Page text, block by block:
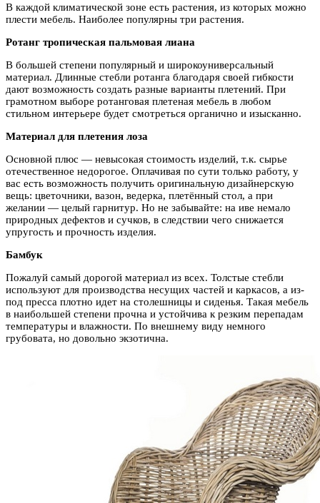
В каждой климатической зоне есть растения, из которых можно
плести мебель. Наиболее популярны три растения.
Ротанг тропическая пальмовая лиана
В большей степени популярный и широкоуниверсальный
материал. Длинные стебли ротанга благодаря своей гибкости
дают возможность создать разные варианты плетений. При
грамотном выборе ротанговая плетеная мебель в любом
стильном интерьере будет смотреться органично и изысканно.
Материал для плетения лоза
Основной плюс — невысокая стоимость изделий, т.к. сырье
отечественное недорогое. Оплачивая по сути только работу, у
вас есть возможность получить оригинальную дизайнерскую
вещь: цветочники, вазон, ведерка, плетённый стол, а при
желании — целый гарнитур. Но не забывайте: на иве немало
природных дефектов и сучков, в следствии чего снижается
упругость и прочность изделия.
Бамбук
Пожалуй самый дорогой материал из всех. Толстые стебли
используют для производства несущих частей и каркасов, а из-
под пресса плотно идет на столешницы и сиденья. Такая мебель
в наибольшей степени прочна и устойчива к резким перепадам
температуры и влажности. По внешнему виду немного
грубовата, но довольно экзотична.